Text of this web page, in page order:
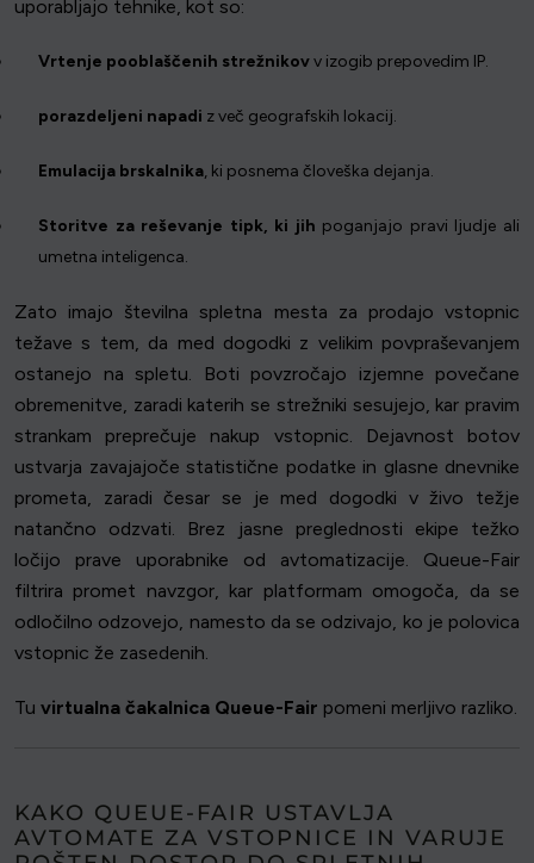
uporabljajo tehnike, kot so:
Vrtenje pooblaščenih strežnikovv izogib prepovedim IP.
porazdeljeni napadi z več geografskih lokacij.
Emulacija brskalnika, ki posnema človeška dejanja.
Storitve za reševanje tipk, ki jih poganjajo pravi ljudje ali
umetna inteligenca.
Zato imajo številna spletna mesta za prodajo vstopnic
težave s tem, da med dogodki z velikim povpraševanjem
ostanejo na spletu. Boti povzročajo izjemne povečane
obremenitve, zaradi katerih se strežniki sesujejo, kar pravim
strankam preprečuje nakup vstopnic. Dejavnost botov
ustvarja zavajajoče statistične podatke in glasne dnevnike
prometa, zaradi česar se je med dogodki v živo težje
natančno odzvati. Brez jasne preglednosti ekipe težko
ločijo prave uporabnike od avtomatizacije. Queue-Fair
filtrira promet navzgor, kar platformam omogoča, da se
odločilno odzovejo, namesto da se odzivajo, ko je polovica
vstopnic že zasedenih.
Tu virtualna čakalnica Queue-Fair pomeni merljivo razliko.
KAKO QUEUE-FAIR USTAVLJA
AVTOMATE ZA VSTOPNICE IN VARUJE